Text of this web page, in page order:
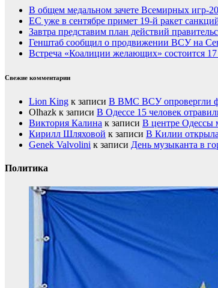
В общем медальном зачете Всемирных игр-
ЕС уже в сентябре примет 19-й ракет
Завтра представим план действий
Генштаб сообщил о продвижении ВСУ на
Встреча «Коалиции желающих» состоится 17
Свежие комментарии
Lion King к записи В ВМС ВСУ опровергли
Olhazk к записи В Одессе 15 человек
Виктория Калина к записи В центре Одессы
Кирилл Шляховой к записи В Килии
Genek Valvolini к записи День музыканта в
Политика